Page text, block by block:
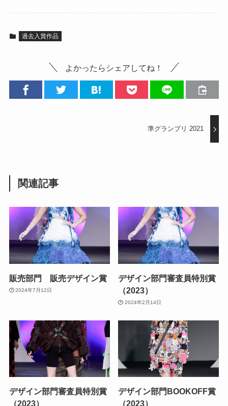
過去入賞作品
よかったらシェアしてね！
準グランプリ 2021
関連記事
販売部門 販売デザイン賞
2024年7月12日
デザイン部門審査員特別賞
（2023）
2024年2月14日
デザイン部門審査員特別賞
（2023）
デザイン部門BOOKOFF賞
（2023）